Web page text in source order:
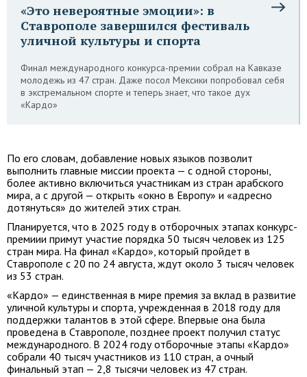
«Это невероятные эмоции»: в
Ставрополе завершился фестиваль
уличной культуры и спорта
Финал международного конкурса-премии собрал на Кавказе
молодежь из 47 стран. Даже посол Мексики попробовал себя
в экстремальном спорте и теперь знает, что такое дух
«Кардо»
По его словам, добавление новых языков позволит
выполнить главные миссии проекта — с одной стороны,
более активно включиться участникам из стран арабского
мира, а с другой — открыть «окно в Европу» и «адресно
дотянуться» до жителей этих стран.
Планируется, что в 2025 году в отборочных этапах конкурс-
премиии примут участие порядка 50 тысяч человек из 125
стран мира. На финал «Кардо», который пройдет в
Ставрополе с 20 по 24 августа, ждут около 3 тысяч человек
из 53 стран.
«Кардо» — единственная в мире премия за вклад в развитие
уличной культуры и спорта, учрежденная в 2018 году для
поддержки талантов в этой сфере. Впервые она была
проведена в Ставрополе, позднее проект получил статус
международного. В 2024 году отборочные этапы «Кардо»
собрали 40 тысяч участников из 110 стран, а очный
финальный этап — 2,8 тысячи человек из 47 стран.